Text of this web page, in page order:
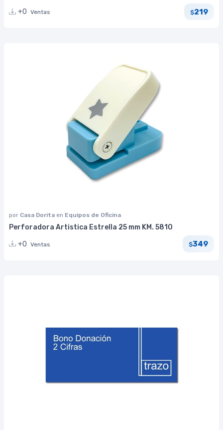
+0 Ventas $219
por Casa Dorita en Equipos de Oficina
Perforadora Artistica Estrella 25 mm KM. 5810
+0 Ventas $349